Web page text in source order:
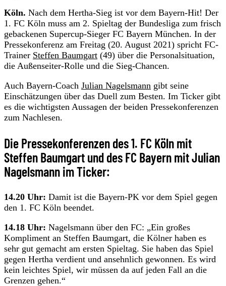
Köln. Nach dem Hertha-Sieg ist vor dem Bayern-Hit! Der
1. FC Köln muss am 2. Spieltag der Bundesliga zum frisch
gebackenen Supercup-Sieger FC Bayern München. In der
Pressekonferenz am Freitag (20. August 2021) spricht FC-
Trainer Steffen Baumgart (49) über die Personalsituation,
die Außenseiter-Rolle und die Sieg-Chancen.
Auch Bayern-Coach Julian Nagelsmann gibt seine
Einschätzungen über das Duell zum Besten. Im Ticker gibt
es die wichtigsten Aussagen der beiden Pressekonferenzen
zum Nachlesen.
Die Pressekonferenzen des 1. FC Köln mit
Steffen Baumgart und des FC Bayern mit Julian
Nagelsmann im Ticker:
14.20 Uhr: Damit ist die Bayern-PK vor dem Spiel gegen
den 1. FC Köln beendet.
14.18 Uhr: Nagelsmann über den FC: „Ein großes
Kompliment an Steffen Baumgart, die Kölner haben es
sehr gut gemacht am ersten Spieltag. Sie haben das Spiel
gegen Hertha verdient und ansehnlich gewonnen. Es wird
kein leichtes Spiel, wir müssen da auf jeden Fall an die
Grenzen gehen.“